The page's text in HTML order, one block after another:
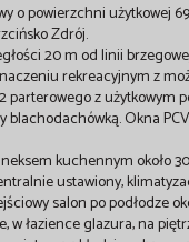
o powierzchni użytkowej
Zdrój.
20 m od linii
rekreacyjnym z
z użytkowym
Okna
kuchennym około
ustawiony,
salon po podłodze
w łazience glazura, na